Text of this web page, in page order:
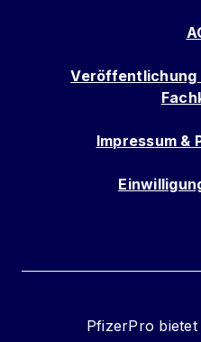
Veröffentlichung
Impressum &
PfizerPro